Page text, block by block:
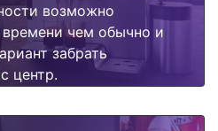
возможно
чем обычно и
забрать
центр.